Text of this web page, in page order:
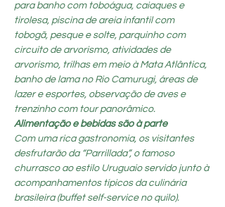
para banho com toboágua, caiaques e
tirolesa, piscina de areia infantil com
tobogã, pesque e solte, parquinho com
circuito de arvorismo, atividades de
arvorismo, trilhas em meio à Mata Atlântica,
banho de lama no Rio Camurugi, áreas de
lazer e esportes, observação de aves e
trenzinho com tour panorâmico.
Alimentação e bebidas são à parte
Com uma rica gastronomia, os visitantes
desfrutarão da “Parrillada”, o famoso
churrasco ao estilo Uruguaio servido junto à
acompanhamentos típicos da culinária
brasileira (buffet self-service no quilo).